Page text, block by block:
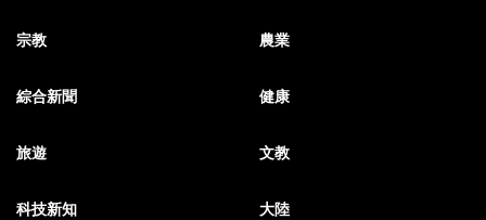
宗教 農業
綜合新聞 健康
旅遊 文教
科技新知 大陸